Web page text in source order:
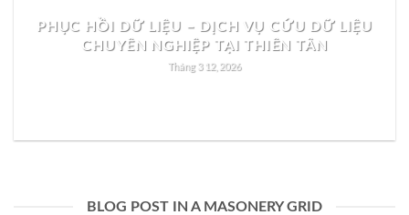
PHỤC HỒI DỮ LIỆU – DỊCH VỤ CỨU DỮ LIỆU
CHUYÊN NGHIỆP TẠI THIÊN TÂN
Tháng 3 12, 2026
BLOG POST IN A MASONERY GRID